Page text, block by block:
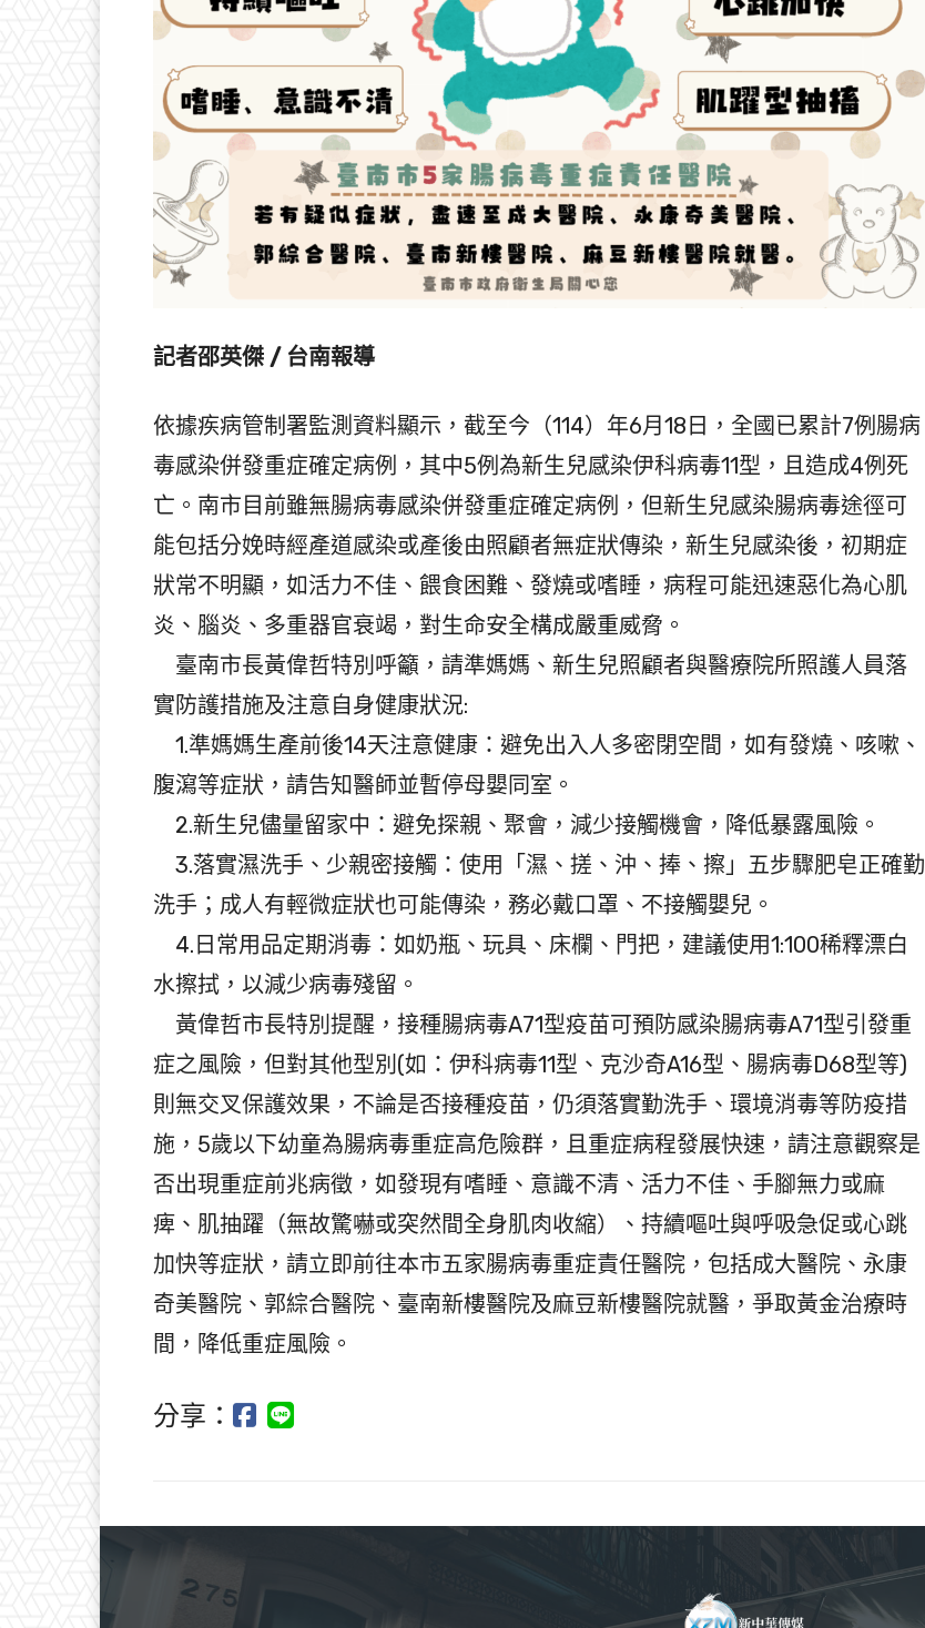
記者邵英傑 / 台南報導
依據疾病管制署監測資料顯示，截至今（114）年6月18日，全國已累計7例腸病
毒感染併發重症確定病例，其中5例為新生兒感染伊科病毒11型，且造成4例死
亡。南市目前雖無腸病毒感染併發重症確定病例，但新生兒感染腸病毒途徑可
能包括分娩時經產道感染或產後由照顧者無症狀傳染，新生兒感染後，初期症
狀常不明顯，如活力不佳、餵食困難、發燒或嗜睡，病程可能迅速惡化為心肌
炎、腦炎、多重器官衰竭，對生命安全構成嚴重威脅。
臺南市長黃偉哲特別呼籲，請準媽媽、新生兒照顧者與醫療院所照護人員落
實防護措施及注意自身健康狀況:
1.準媽媽生產前後14天注意健康：避免出入人多密閉空間，如有發燒、咳嗽、
腹瀉等症狀，請告知醫師並暫停母嬰同室。
2.新生兒儘量留家中：避免探親、聚會，減少接觸機會，降低暴露風險。
3.落實濕洗手、少親密接觸：使用「濕、搓、沖、捧、擦」五步驟肥皂正確勤
洗手；成人有輕微症狀也可能傳染，務必戴口罩、不接觸嬰兒。
4.日常用品定期消毒：如奶瓶、玩具、床欄、門把，建議使用1:100稀釋漂白
水擦拭，以減少病毒殘留。
黃偉哲市長特別提醒，接種腸病毒A71型疫苗可預防感染腸病毒A71型引發重
症之風險，但對其他型別(如：伊科病毒11型、克沙奇A16型、腸病毒D68型等)
則無交叉保護效果，不論是否接種疫苗，仍須落實勤洗手、環境消毒等防疫措
施，5歲以下幼童為腸病毒重症高危險群，且重症病程發展快速，請注意觀察是
否出現重症前兆病徵，如發現有嗜睡、意識不清、活力不佳、手腳無力或麻
痺、肌抽躍（無故驚嚇或突然間全身肌肉收縮）、持續嘔吐與呼吸急促或心跳
加快等症狀，請立即前往本市五家腸病毒重症責任醫院，包括成大醫院、永康
奇美醫院、郭綜合醫院、臺南新樓醫院及麻豆新樓醫院就醫，爭取黃金治療時
間，降低重症風險。
分享：